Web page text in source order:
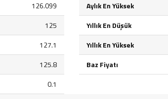
126.099
125
127.1
125.8
0.1
Aylık En Yüksek
Yıllık En Düşük
Yıllık En Yüksek
Baz Fiyatı